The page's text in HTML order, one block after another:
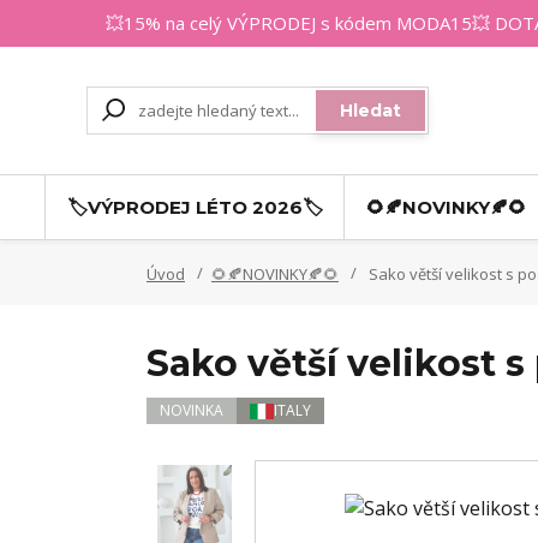
💥15% na celý VÝPRODEJ s kódem MODA15💥
Hledat
🏷️VÝPRODEJ LÉTO 2026🏷️ 🌻🍂NOVINKY🍂🌻
Úvod 🌻🍂NOVINKY🍂🌻 Sako větší velikost s
Sako větší velikost
NOVINKA ITALY